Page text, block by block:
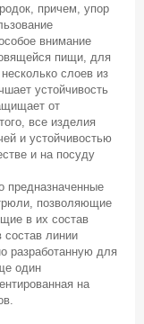
причем, упор
внимание
пищи, для
слоев из
устойчивость
от
все изделия
и устойчивостью
и на посуду
предназначенные
позволяющие
в их состав
линии
разработанную для
один
на